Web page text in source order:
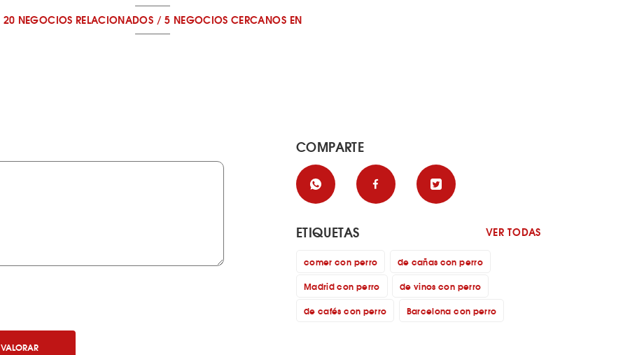
20 NEGOCIOS RELACIONADOS /5 NEGOCIOS CERCANOS EN
VALORAR
COMPARTE
ETIQUETAS VER TODAS
comer con perro
de cañas con perro
Madrid con perro
de vinos con perro
de cafés con perro
Barcelona con perro